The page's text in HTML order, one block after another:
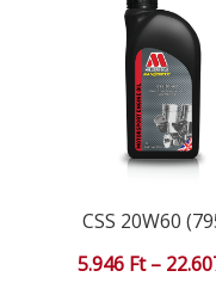
CSS 20W60
5.946 Ft –